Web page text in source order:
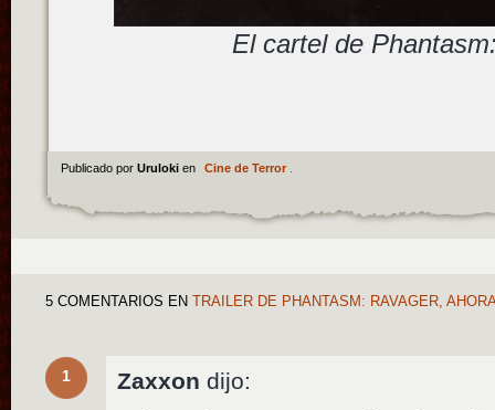
El cartel de
Publicado por Uruloki en Cine de Terror.
5 COMENTARIOS EN TRAILER DE PHANTASM: RAVAGER,
1 Zaxxon dijo: